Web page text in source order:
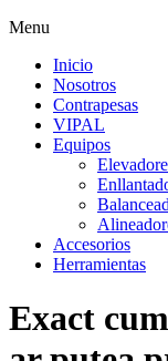
Menu
Inicio
Nosotros
Contrapesas
VIPAL
Equipos
Accesorios
Herramientas
Exact